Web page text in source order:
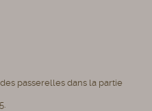
passerelles dans la partie